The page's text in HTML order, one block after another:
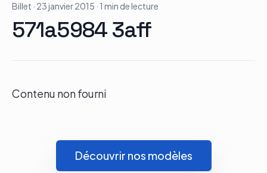
RZR
Actualités
Billet · 23 janvier 2015 · 1 min de lecture
571a5984 3aff
Contenu non fourni
Découvrir nos modèles